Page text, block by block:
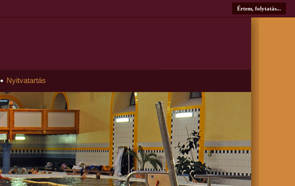
Értem, folytatás...
Nyitvatartás